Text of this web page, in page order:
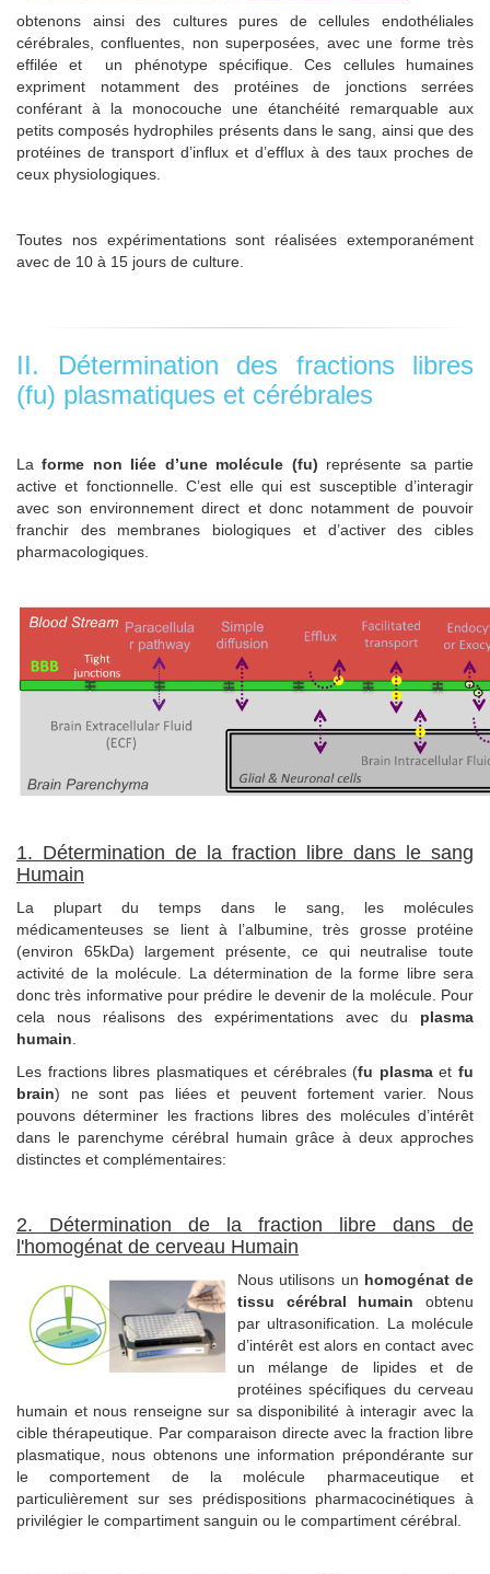
obtenons ainsi des cultures pures de cellules endothéliales
cérébrales, confluentes, non superposées, avec une forme très
effilée et un phénotype spécifique. Ces cellules humaines
expriment notamment des protéines de jonctions serrées
conférant à la monocouche une étanchéité remarquable aux
petits composés hydrophiles présents dans le sang, ainsi que des
protéines de transport d’influx et d’efflux à des taux proches de
ceux physiologiques.
Toutes nos expérimentations sont réalisées extemporanément
avec de 10 à 15 jours de culture.
II. Détermination des fractions libres
(fu) plasmatiques et cérébrales
Laforme non liée d’une molécule (fu) représente sa partie
active et fonctionnelle. C’est elle qui est susceptible d’interagir
avec son environnement direct et donc notamment de pouvoir
franchir des membranes biologiques et d’activer des cibles
pharmacologiques.
1. Détermination de la fraction libre dans le sang
Humain
La plupart du temps dans le sang, les molécules
médicamenteuses se lient à l’albumine, très grosse protéine
(environ 65kDa) largement présente, ce qui neutralise toute
activité de la molécule. La détermination de la forme libre sera
donc très informative pour prédire le devenir de la molécule. Pour
cela nous réalisons des expérimentations avec du plasma
humain
Les fractions libres plasmatiques et cérébrales (fu plasmaet fu
brain) ne sont pas liées et peuvent fortement varier. Nous
pouvons déterminer les fractions libres des molécules d’intérêt
dans le parenchyme cérébral humain grâce à deux approches
distinctes et complémentaires:
2. Détermination de la fraction libre dans de
l'homogénat de cerveau Humain
Nous utilisons un homogénat de
tissu cérébral humain obtenu
par ultrasonification. La molécule
d’intérêt est alors en contact avec
un mélange de lipides et de
protéines spécifiques du cerveau
humain et nous renseigne sur sa disponibilité à interagir avec la
cible thérapeutique. Par comparaison directe avec la fraction libre
plasmatique, nous obtenons une information prépondérante sur
le comportement de la molécule pharmaceutique et
particulièrement sur ses prédispositions pharmacocinétiques à
privilégier le compartiment sanguin ou le compartiment cérébral.